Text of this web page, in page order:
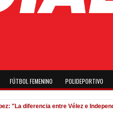
FÚTBOL FEMENINO POLIDEPORTIVO
"La diferencia entre Vélez e